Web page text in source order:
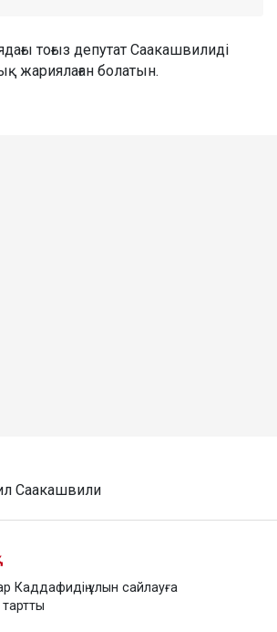
тоғыз депутат Саакашвилиді
жариялаған болатын.
Саакашвили
Каддафидің ұлын сайлауға